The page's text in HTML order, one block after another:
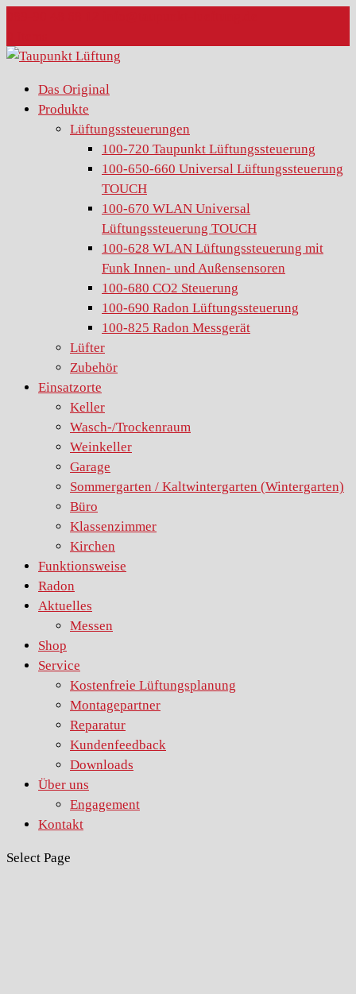
Das Original
Produkte
Lüftungssteuerungen
100-720 Taupunkt Lüftungssteuerung
100-650-660 Universal Lüftungssteuerung
TOUCH
100-670 WLAN Universal
Lüftungssteuerung TOUCH
100-628 WLAN Lüftungssteuerung mit
Funk Innen- und Außensensoren
100-680 CO2 Steuerung
100-690 Radon Lüftungssteuerung
100-825 Radon Messgerät
Lüfter
Zubehör
Einsatzorte
Keller
Wasch-/Trockenraum
Weinkeller
Garage
Sommergarten / Kaltwintergarten (Wintergarten)
Büro
Klassenzimmer
Kirchen
Funktionsweise
Radon
Aktuelles
Messen
Shop
Service
Kostenfreie Lüftungsplanung
Montagepartner
Reparatur
Kundenfeedback
Downloads
Über uns
Engagement
Kontakt
Select Page